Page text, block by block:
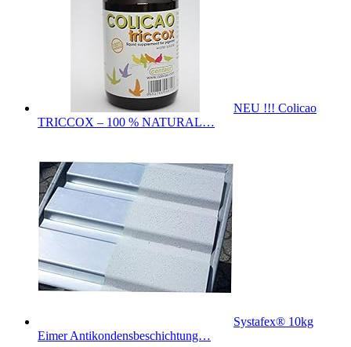
NEU !!! Colicao
TRICCOX – 100 % NATURAL…
Systafex® 10kg
Eimer Antikondensbeschichtung…